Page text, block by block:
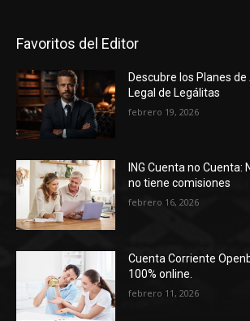
Favoritos del Editor
Descubre los Planes
Legal de Legálitas
febrero 19, 2026
ING Cuenta no Cuenta:
no tiene comisiones
febrero 16, 2026
Cuenta Corriente
100% online.
febrero 11, 2026